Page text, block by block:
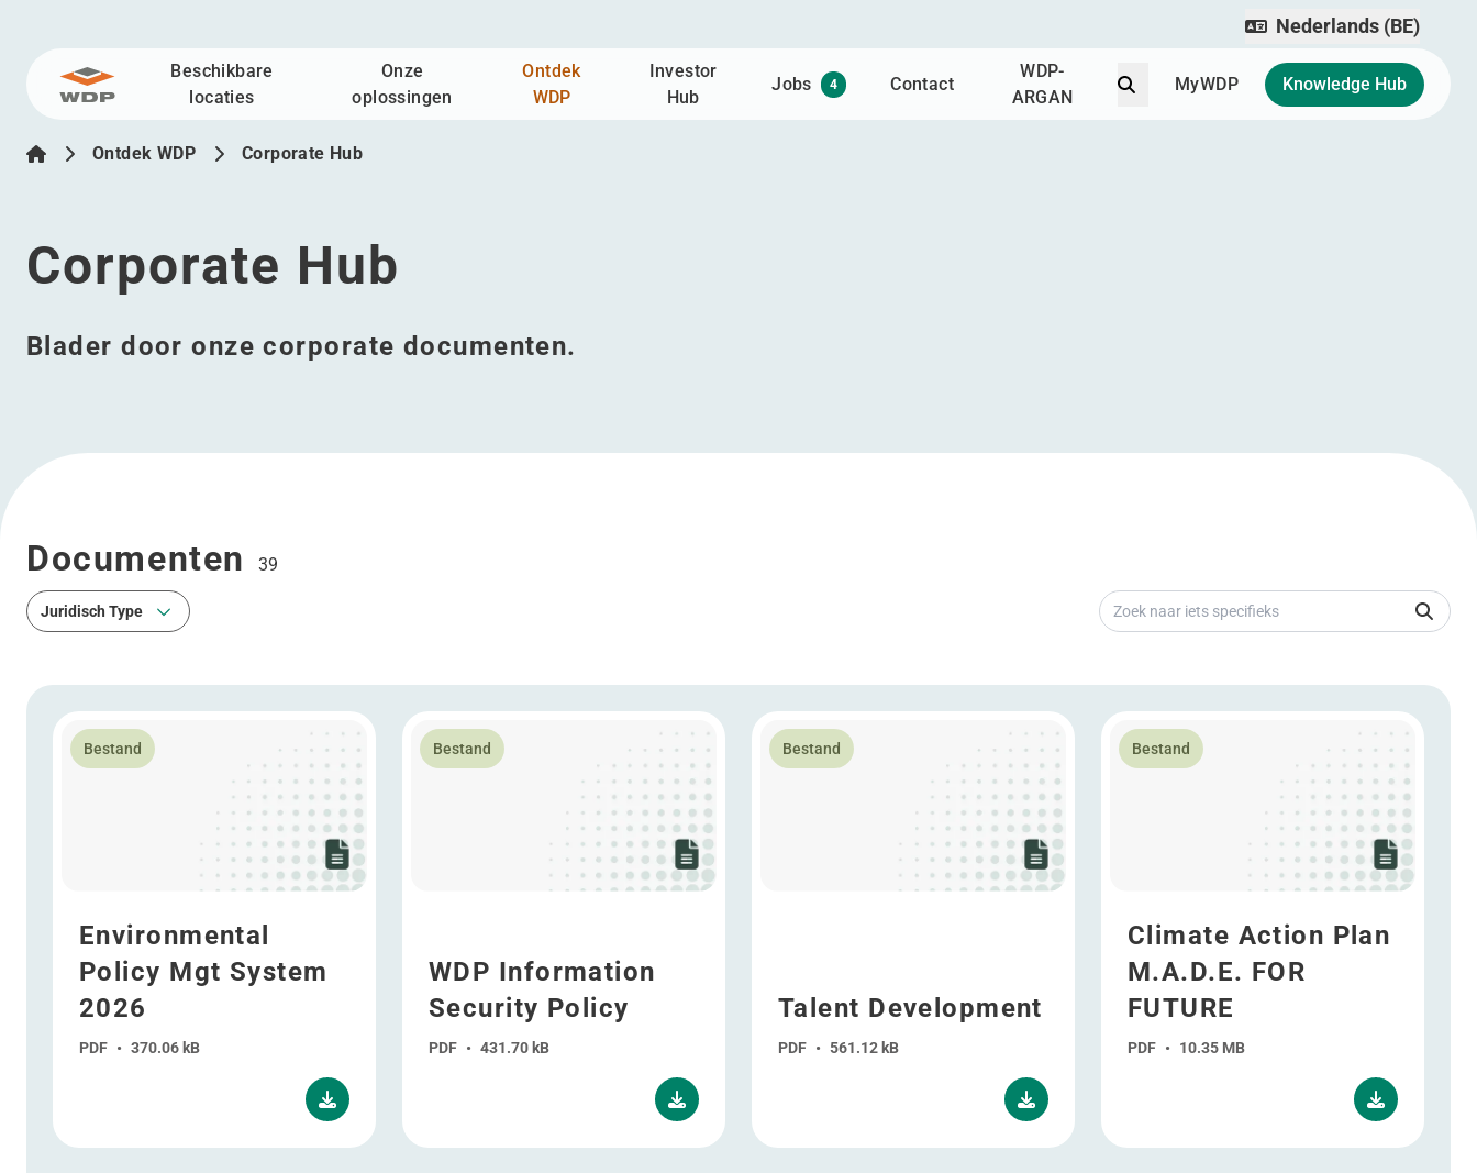
Ga naar inhoud
Beschikbare
locaties
Onze
oplossingen
Ontdek
WDP
Investor
Hub
Jobs 4 Contact
WDP-
ARGAN
ZoekMyWDP Knowledge Hub
Nederlands (BE)
Ontdek WDP Corporate Hub
Corporate Hub
Blader door onze corporate documenten.
Documenten 39
Juridisch Type
Juridisch Type Zoek naar iets specifieks
Bestand
Environmental
Policy Mgt System
2026
PDF • 370.06 kB
Lees meer over Environmental Policy Mgt System 2026
Bestand
WDP Information
Security Policy
PDF • 431.70 kB
Lees meer over WDP Information Security Policy
Bestand
Talent Development
PDF • 561.12 kB
Lees meer over Talent Development
Bestand
Climate Action Plan
M.A.D.E. FOR
FUTURE
PDF • 10.35 MB
Lees meer over Climate Action Plan M.A.D.E.